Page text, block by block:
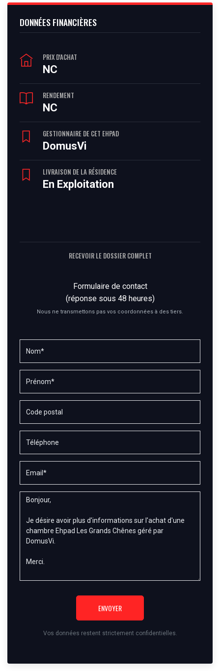
DONNÉES FINANCIÈRES
PRIX D'ACHAT
NC
RENDEMENT
NC
GESTIONNAIRE DE CET EHPAD
DomusVi
LIVRAISON DE LA RÉSIDENCE
En Exploitation
RECEVOIR LE DOSSIER COMPLET
Formulaire de contact
(réponse sous 48 heures)
Nous ne transmettons pas vos coordonnées à des tiers.
ENVOYER
Vos données restent strictement confidentielles.